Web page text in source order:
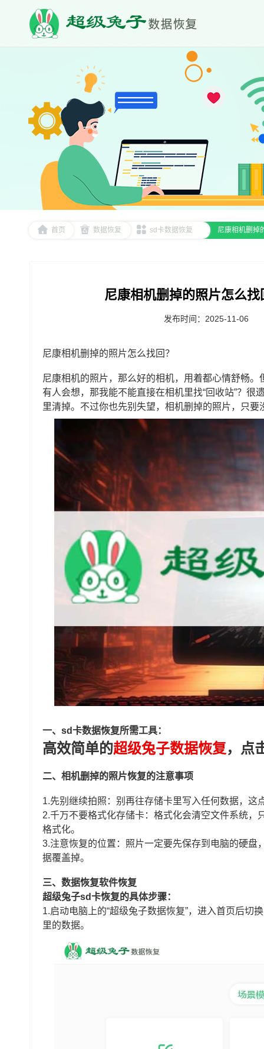
首页 数据恢复 sd卡数据恢复 尼康相机删掉
尼康相机删掉的照片怎么
发布时间：2025-11-06
尼康相机删掉的照片怎么找回？
尼康相机的照片，那么好的相机，用着都心情舒畅
有人会想，那我能不能直接在相机里找“回收站”？
里清掉。不过你也先别失望，相机删掉的照片，只
一、sd卡数据恢复所需工具：
高效简单的超级兔子数据恢复，点
二、相机删掉的照片恢复的注意事项
1.先别继续拍照：别再往存储卡里写入任何数据，这
2.千万不要格式化存储卡：格式化会清空文件系统
格式化。
3.注意恢复的位置：照片一定要先保存到电脑的硬
据覆盖掉。
三、数据恢复软件恢复
超级兔子sd卡恢复的具体步骤：
1.启动电脑上的“超级兔子数据恢复”，进入首页后切
里的数据。